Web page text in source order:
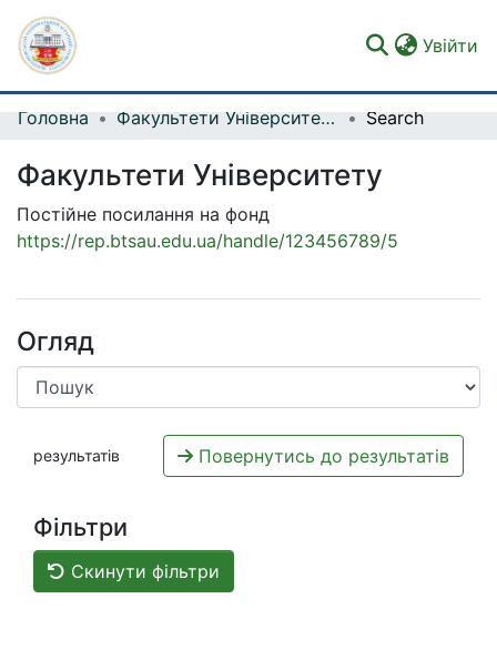
Увійти
Фонди та зібрання
Пошук за критеріями
Статистика
Головна Факультети Університету Search
Факультети Університету
Постійне посилання на фонд
https://rep.btsau.edu.ua/handle/123456789/5
Огляд
результатів Повернутись до результатів
Фільтри
Скинути фільтри